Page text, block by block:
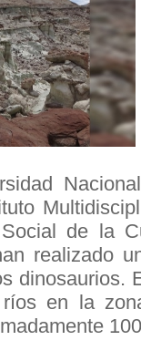
de la
realizado
dinosaurios.
en la